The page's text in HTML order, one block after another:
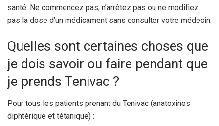
santé. Ne commencez pas, n’arrêtez pas ou ne modifiez
pas la dose d’un médicament sans consulter votre médecin.
Quelles sont certaines choses que
je dois savoir ou faire pendant que
je prends Tenivac ?
Pour tous les patients prenant du Tenivac (anatoxines
diphtérique et tétanique) :